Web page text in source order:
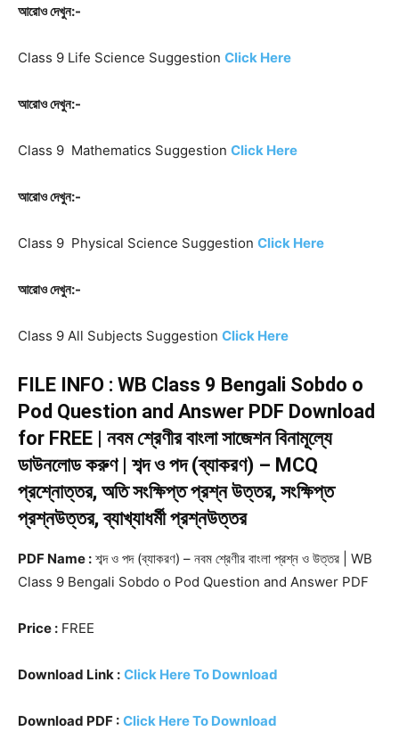
আরোও দেখুন:-
Class 9 Life Science Suggestion Click Here
আরোও দেখুন:-
Class 9 Mathematics Suggestion Click Here
আরোও দেখুন:-
Class 9 Physical Science Suggestion Click Here
আরোও দেখুন:-
Class 9 All Subjects Suggestion Click Here
FILE INFO : WB Class 9 Bengali Sobdo o
Pod Question and Answer PDF Download
for FREE | নবম শ্রেণীর বাংলা সাজেশন বিনামূল্যে
ডাউনলোড করুণ | শব্দ ও পদ (ব্যাকরণ) – MCQ
প্রশ্নোত্তর, অতি সংক্ষিপ্ত প্রশ্ন উত্তর, সংক্ষিপ্ত
প্রশ্নউত্তর, ব্যাখ্যাধর্মী প্রশ্নউত্তর
PDF Name : শব্দ ও পদ (ব্যাকরণ) – নবম শ্রেণীর বাংলা প্রশ্ন ও উত্তর | WB
Class 9 Bengali Sobdo o Pod Question and Answer PDF
Price : FREE
Download Link : Click Here To Download
Download PDF : Click Here To Download